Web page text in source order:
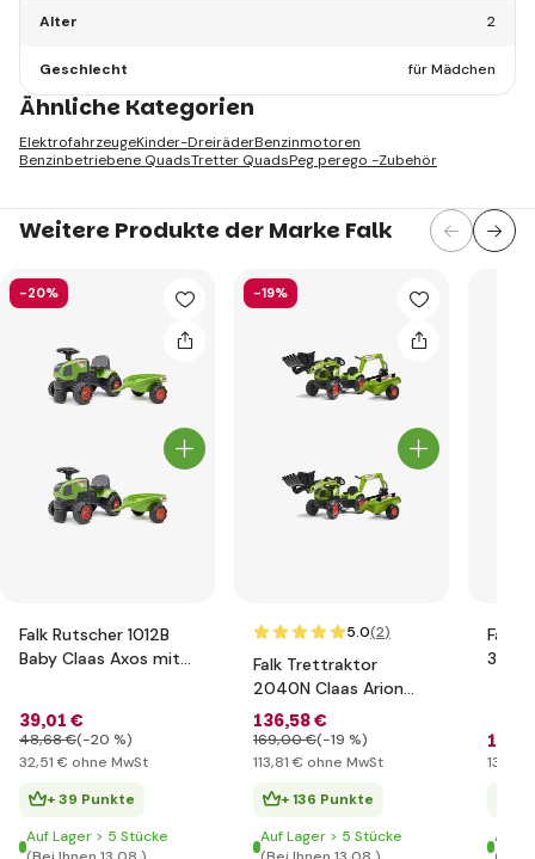
Alter 2
Geschlecht für Mädchen
Ähnliche Kategorien
ElektrofahrzeugeKinder-DreiräderBenzinmotoren
Benzinbetriebene QuadsTretter QuadsPeg perego -Zubehör
Weitere Produkte der Marke Falk
-20%
Falk Rutscher 1012B
Baby Claas Axos mit
39,01 €
48,68 €(-20 %)
32,51 € ohne MwSt
+ 39 Punkte
Auf Lager > 5 Stücke
-19%
5.0(2)
Falk Trettraktor
2040N Claas Arion
410 mit Lader, Bagger
und Anhänger
136,58 €
169,00 €(-19 %)
113,81 € ohne MwSt
+ 136 Punkte
Auf Lager > 5 Stücke
Falk
157
130
Auf